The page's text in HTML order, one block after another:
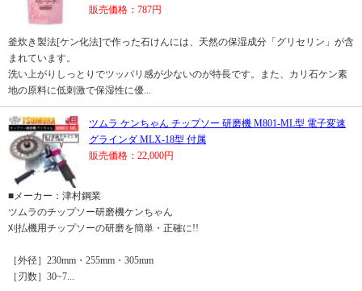
販売価格：787円
釜炊き製法[ケン化法]で作った石けんには、天然の保湿成分「グリセリン」が含
まれています。
洗い上がりしっとりでツッパリ感が少ないのが特長です。また、カリ石ケン素
地の原料に低刺激で保湿性に優...
ツムラ ケンちゃん チップソー 研磨機 M801-ML型 電子変速
グラインダ MLX-18型 付属
販売価格：22,000円
■メーカー：津村鋼業
ツムラのチップソー研磨機ケンちゃん
刈払機用チップソーの研磨を簡単・正確に!!
［外径］230mm・255mm・305mm
［刃数］30~7...